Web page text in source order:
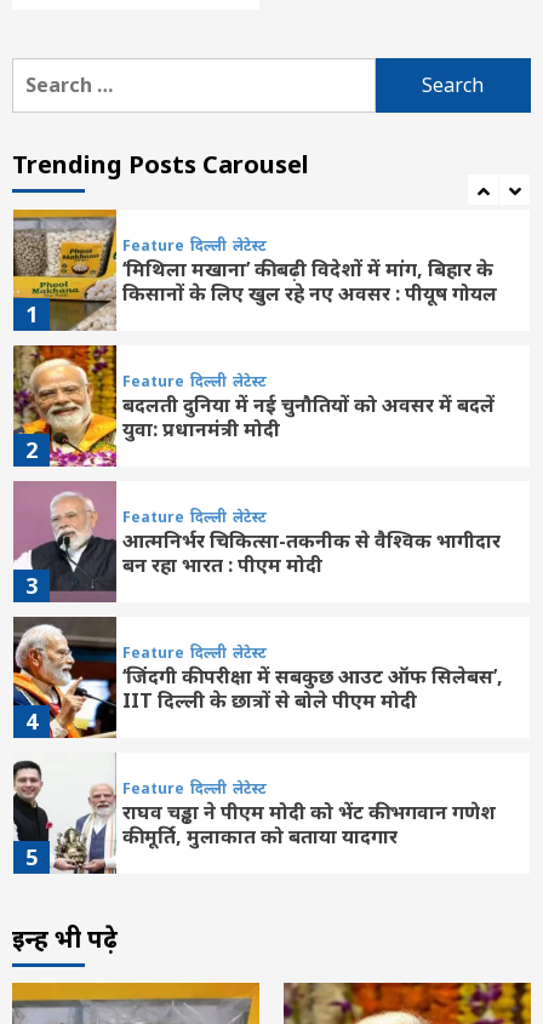
Search
for:
Trending Posts Carousel
7
Feature Uncategorized दिल्ली लेटेस्ट
ने ‘भारत छोड़ो आंदोलन’ के नायकों को किया याद
1
Feature दिल्ली लेटेस्ट
‘मिथिला मखाना’ की बढ़ी विदेशों में मांग, बिहार के
किसानों के लिए खुल रहे नए अवसर : पीयूष गोयल
2
Feature दिल्ली लेटेस्ट
बदलती दुनिया में नई चुनौतियों को अवसर में बदलें
युवा: प्रधानमंत्री मोदी
3
Feature दिल्ली लेटेस्ट
आत्मनिर्भर चिकित्सा-तकनीक से वैश्विक भागीदार
बन रहा भारत : पीएम मोदी
4
Feature दिल्ली लेटेस्ट
‘जिंदगी की परीक्षा में सबकुछ आउट ऑफ सिलेबस’,
IIT दिल्ली के छात्रों से बोले पीएम मोदी
5
Feature दिल्ली लेटेस्ट
राघव चड्ढा ने पीएम मोदी को भेंट की भगवान गणेश
की मूर्ति, मुलाकात को बताया यादगार
6
भारत’ के निर्माण में योगदान का आह्वान
इन्हें भी पढ़े